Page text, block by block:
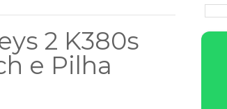
2 K380s
e Pilha